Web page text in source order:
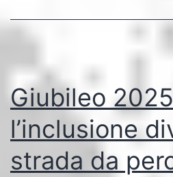
per
tutti
Giubileo
l’inclusione
strada da